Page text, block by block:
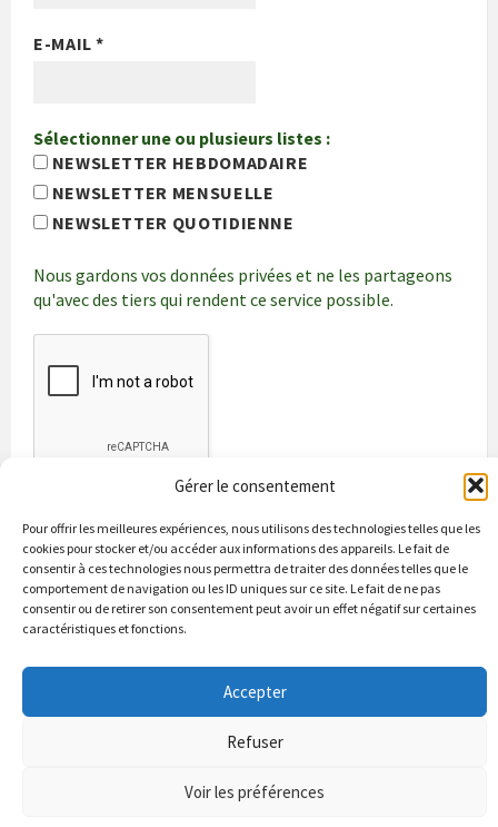
Gérer le consentement
Pour offrir les meilleures expériences, nous utilisons des technologies telles que les
cookies pour stocker et/ou accéder aux informations des appareils. Le fait de
consentir à ces technologies nous permettra de traiter des données telles que le
comportement de navigation ou les ID uniques sur ce site. Le fait de ne pas
consentir ou de retirer son consentement peut avoir un effet négatif sur certaines
caractéristiques et fonctions.
Accepter
Refuser
Voir les préférences
E-MAIL*
Sélectionner une ou plusieurs listes :
NEWSLETTER HEBDOMADAIRE
NEWSLETTER MENSUELLE
NEWSLETTER QUOTIDIENNE
Nous gardons vos données privées et ne les partageons
qu'avec des tiers qui rendent ce service possible.
Les bonnes adresses
Contacts & renseignements
© 2026 Site officiel de la commune de Puycapel dans le Cantal
Conformité à la loi RGPD
Puycapel.fr utilise des cookies pour améliorer les performance et
votre usage du site web. nous présumons de votre accord pour